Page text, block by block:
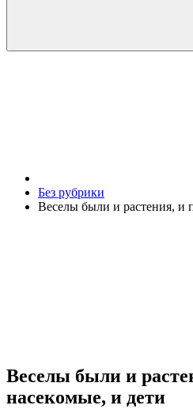
Без рубрики
Веселы были и растения, и
Веселы были и
насекомые, и дети